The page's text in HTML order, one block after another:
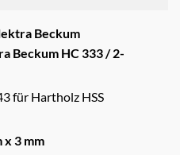
Beckum
Beckum HC 333 / 2-
für Hartholz HSS
x 3 mm